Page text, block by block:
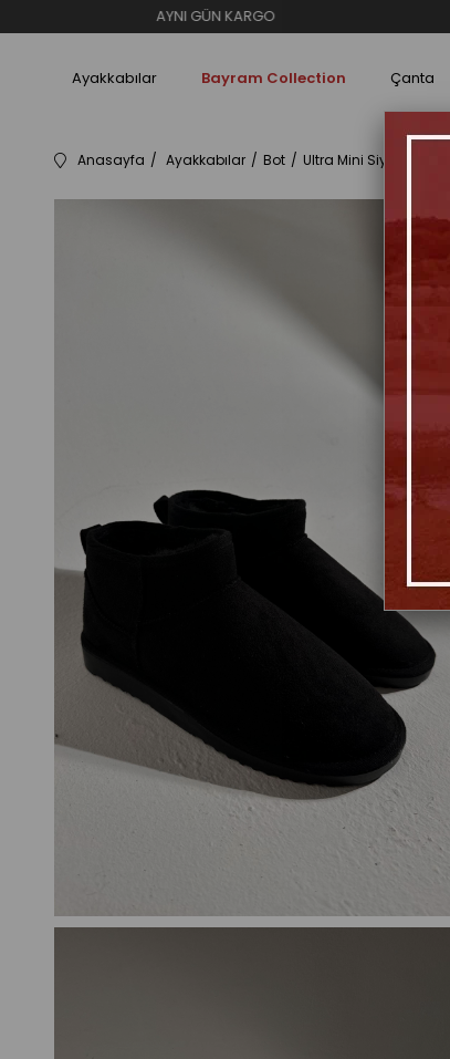
AYNI GÜN KARGO
Ayakkabılar Bayram Collection Çanta
Anasayfa Ayakkabılar Bot Ultra Mini Siyah Süet